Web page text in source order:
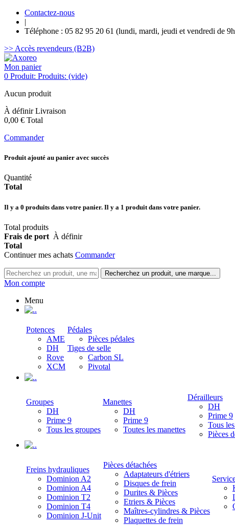
Contactez-nous
|
Téléphone : 05 82 95 20 61 (lundi, mardi, jeudi et vendredi de
>> Accès revendeurs (B2B)
Mon panier
0 Produit: Produits: (vide)
Aucun produit
À définirLivraison
0,00 € Total
Commander
Produit ajouté au panier avec succès
Quantité
Total
Il y a 0 produits dans votre panier. Il y a 1 produit dans votre panier.
Total produits
Frais de port À définir
Total
Continuer mes achats Commander
Recherchez un produit, une marque...
Mon compte
Menu
.
Potences
AME
DH
Rove
XCM
Pédales
Pièces pédales
Tiges de selle
Carbon SL
Pivotal
.
Groupes
DH
Prime 9
Tous les groupes
Manettes
DH
Prime 9
Toutes les manettes
Dérailleurs
DH
Prime 9
Tous
Pièces
.
Freins hydrauliques
Dominion A2
Dominion A4
Dominion T2
Dominion T4
Dominion J-Unit
Pièces détachées
Adaptateurs d'étriers
Disques de frein
Durites & Pièces
Etriers & Pièces
Maîtres-cylindres & Pièces
Plaquettes de frein